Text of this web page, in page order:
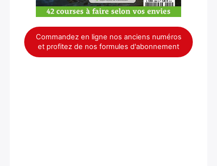
Commandez en ligne nos anciens numéros
et profitez de nos formules d'abonnement